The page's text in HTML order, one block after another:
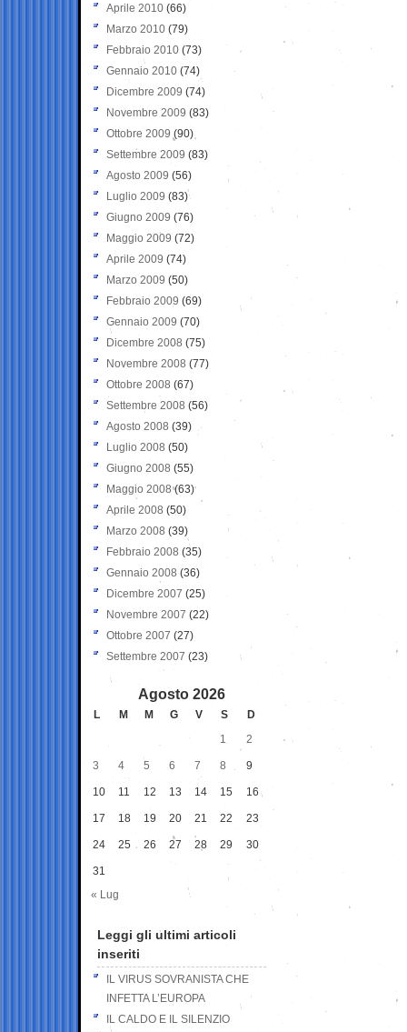
Aprile 2010 (66)
Marzo 2010 (79)
Febbraio 2010 (73)
Gennaio 2010 (74)
Dicembre 2009 (74)
Novembre 2009 (83)
Ottobre 2009 (90)
Settembre 2009 (83)
Agosto 2009 (56)
Luglio 2009 (83)
Giugno 2009 (76)
Maggio 2009 (72)
Aprile 2009 (74)
Marzo 2009 (50)
Febbraio 2009 (69)
Gennaio 2009 (70)
Dicembre 2008 (75)
Novembre 2008 (77)
Ottobre 2008 (67)
Settembre 2008 (56)
Agosto 2008 (39)
Luglio 2008 (50)
Giugno 2008 (55)
Maggio 2008(63)
Aprile 2008 (50)
Marzo 2008 (39)
Febbraio 2008 (35)
Gennaio 2008 (36)
Dicembre 2007 (25)
Novembre 2007 (22)
Ottobre 2007 (27)
Settembre 2007 (23)
Agosto 2026
L M M G V S
D
1
2
3 4 5 6 7 8 9
10 11 12 13 14 15 16
17 18 19 20 21 22 23
24 25 26 27 28 29 30
31
« Lug
Leggi gli ultimi articoli
inseriti
IL VIRUS SOVRANISTA CHE
INFETTA L’EUROPA
IL CALDO E IL SILENZIO